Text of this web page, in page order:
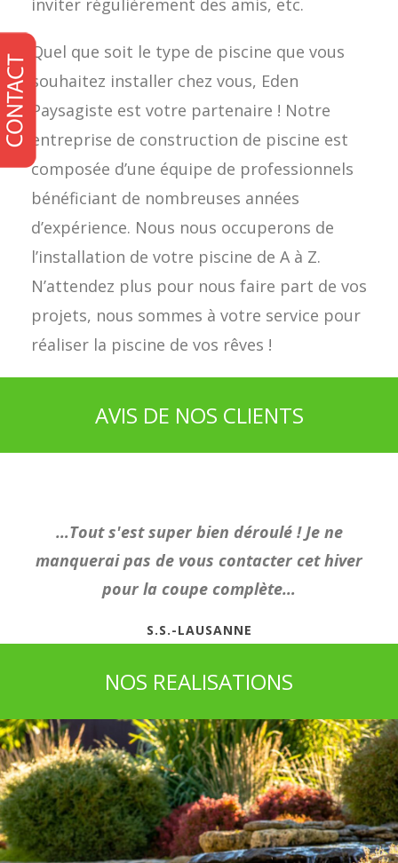
inviter régulièrement des amis, etc.
Quel que soit le type de piscine que vous
souhaitez installer chez vous, Eden
Paysagiste est votre partenaire ! Notre
entreprise de construction de piscine est
composée d’une équipe de professionnels
bénéficiant de nombreuses années
d’expérience. Nous nous occuperons de
l’installation de votre piscine de A à Z.
N’attendez plus pour nous faire part de vos
projets, nous sommes à votre service pour
réaliser la piscine de vos rêves !
AVIS DE NOS CLIENTS
…Tout s'est super bien déroulé ! Je ne
manquerai pas de vous contacter cet hiver
pour la coupe complète…
S.S.-LAUSANNE
NOS REALISATIONS